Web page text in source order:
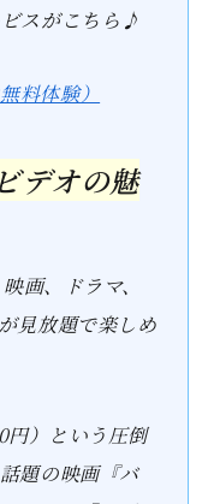
スがこちら♪
料体験）
デオの魅
画、ドラマ、
見放題で楽しめ
円）という圧倒
題の映画『バ